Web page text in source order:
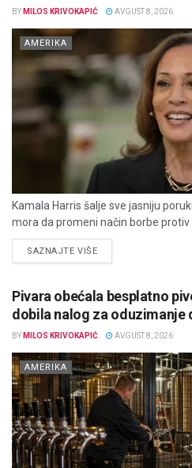
BY MILOS KRIVOKAPIĆ AVGUST 8, 2026
AMERIKA
Kamala Harris šalje sve jasniju
mora da promeni način borbe protiv
SAZNAJTE VIŠEDETAILS
Pivara obećala besplatno
dobila nalog za oduzimanje
BY MILOS KRIVOKAPIĆ AVGUST 8, 2026
AMERIKA